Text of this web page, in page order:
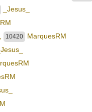
_Jesus_
10420
MarquesRM